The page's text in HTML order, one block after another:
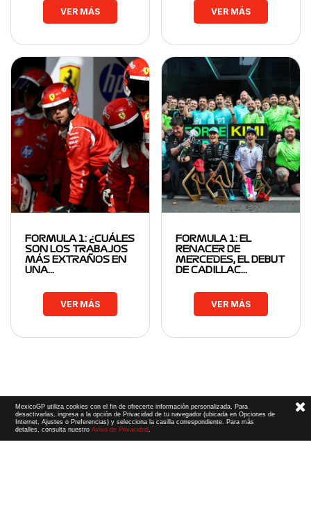
VER MÁS VER MÁS
FORMULA 1: ¿CUÁLES
SON LOS TRABAJOS
MÁS EXTRAÑOS EN
UNA…
VER MÁS
FORMULA 1: EL
RENACER DE
MERCEDES, EL DEBUT
DE CADILLAC…
VER MÁS
MexicoGP utiliza cookies con el fin de ofrecerte información personalizada. Para
desactivarlas, ingresa a la opción de Privacidad de tu navegador (ubicada en Opciones de
Internet, Ajustes o Preferencias) y selecciona la casilla correspondiente. Para más
detalles, consulta nuestroAviso de Privacidad.